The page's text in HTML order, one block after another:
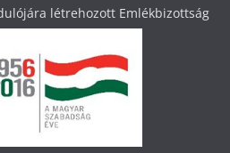
létrehozott Emlékbizottság